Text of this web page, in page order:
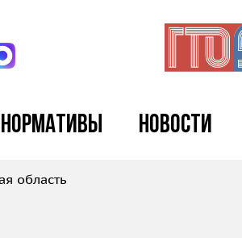
Нормативы Новости
область